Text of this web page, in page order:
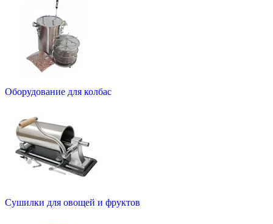
Оборудование для колбас
Сушилки для овощей и фруктов